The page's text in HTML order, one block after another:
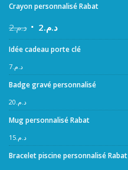
Crayon personnalisé Rabat
د.م.2 د.م.2
Idée cadeau porte clé
د.م.7
Badge gravé personnalisé
د.م. 20
Mug personnalisé Rabat
د.م.15
Bracelet piscine personnalisé Rabat